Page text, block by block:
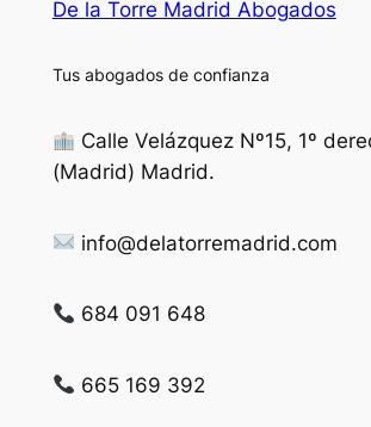
De la Torre Madrid Abogados
Tus abogados de confianza
Calle Velázquez Nº15, 1º
(Madrid) Madrid.
info@delatorremadrid.com
684 091 648
665 169 392